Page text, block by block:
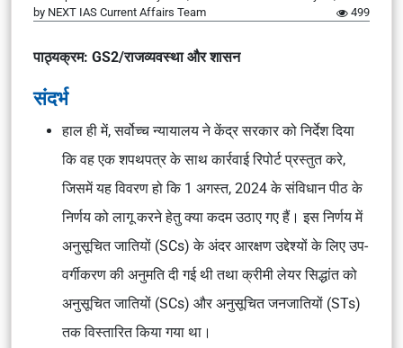
by NEXT IAS Current Affairs Team 499
पाठ्यक्रम: GS2/राजव्यवस्था और शासन
संदर्भ
हाल ही में, सर्वोच्च न्यायालय ने केंद्र सरकार को निर्देश दिया
कि वह एक शपथपत्र के साथ कार्रवाई रिपोर्ट प्रस्तुत करे,
जिसमें यह विवरण हो कि 1 अगस्त, 2024 के संविधान पीठ के
निर्णय को लागू करने हेतु क्या कदम उठाए गए हैं। इस निर्णय में
अनुसूचित जातियों (SCs) के अंदर आरक्षण उद्देश्यों के लिए उप-
वर्गीकरण की अनुमति दी गई थी तथा क्रीमी लेयर सिद्धांत को
अनुसूचित जातियों (SCs) और अनुसूचित जनजातियों (STs)
तक विस्तारित किया गया था।